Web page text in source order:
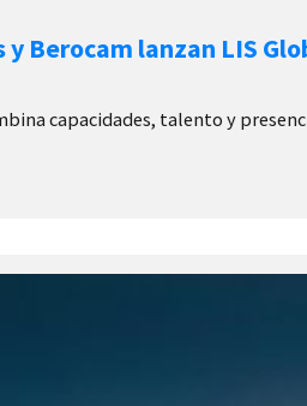
y Berocam lanzan LIS
capacidades, talento y